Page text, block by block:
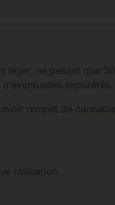
léger, ne pesant que
impuretés.
remplit de cannabis
utilisation.